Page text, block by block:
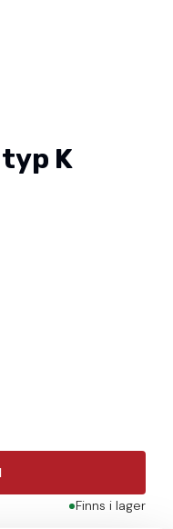
K
Finns i lager